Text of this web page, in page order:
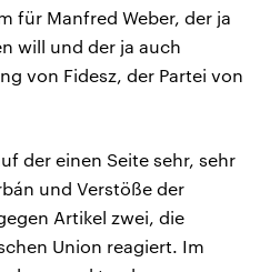
für Manfred Weber, der ja
will und der ja auch
von Fidesz, der Partei von
der einen Seite sehr, sehr
und Verstöße der
Artikel zwei, die
Union reagiert. Im